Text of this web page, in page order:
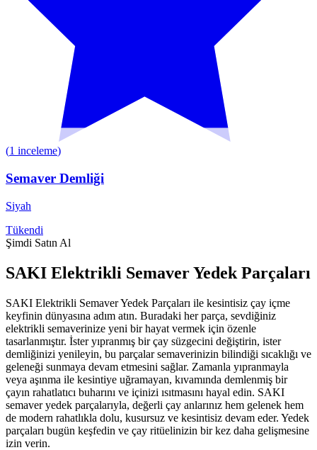
(1 inceleme)
Semaver Demliği
Siyah
Tükendi
Şimdi Satın Al
SAKI Elektrikli Semaver Yedek Parçaları
SAKI Elektrikli Semaver Yedek Parçaları ile kesintisiz çay içme
keyfinin dünyasına adım atın. Buradaki her parça, sevdiğiniz
elektrikli semaverinize yeni bir hayat vermek için özenle
tasarlanmıştır. İster yıpranmış bir çay süzgecini değiştirin, ister
demliğinizi yenileyin, bu parçalar semaverinizin bilindiği sıcaklığı ve
geleneği sunmaya devam etmesini sağlar. Zamanla yıpranmayla
veya aşınma ile kesintiye uğramayan, kıvamında demlenmiş bir
çayın rahatlatıcı buharını ve içinizi ısıtmasını hayal edin. SAKI
semaver yedek parçalarıyla, değerli çay anlarınız hem gelenek hem
de modern rahatlıkla dolu, kusursuz ve kesintisiz devam eder. Yedek
parçaları bugün keşfedin ve çay ritüelinizin bir kez daha gelişmesine
izin verin.